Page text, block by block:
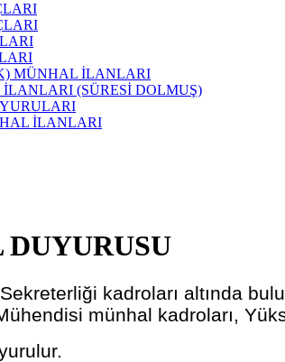
MÜNHAL İLANLARI
(SÜRESİ DOLMUŞ)
İLANLARI
kadroları altında
münhal kadroları,